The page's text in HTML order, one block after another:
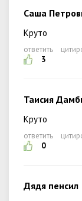
Саша
Круто
ответить
3
Таисия
Круто
ответить
0
Дядя пенсил